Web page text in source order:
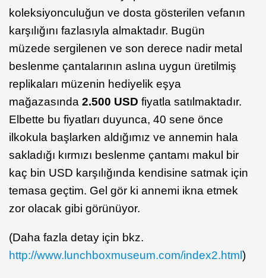
koleksiyonculuğun ve dosta gösterilen vefanın
karşılığını fazlasıyla almaktadır. Bugün
müzede sergilenen ve son derece nadir metal
beslenme çantalarının aslına uygun üretilmiş
replikaları müzenin hediyelik eşya
mağazasında 2.500 USD fiyatla satılmaktadır.
Elbette bu fiyatları duyunca, 40 sene önce
ilkokula başlarken aldığımız ve annemin hala
sakladığı kırmızı beslenme çantamı makul bir
kaç bin USD karşılığında kendisine satmak için
temasa geçtim. Gel gör ki annemi ikna etmek
zor olacak gibi görünüyor.
(Daha fazla detay için bkz.
http://www.lunchboxmuseum.com/index2.html )